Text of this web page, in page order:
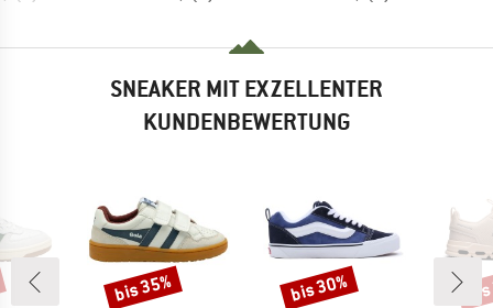
SNEAKER MIT EXZELLENTER
KUNDENBEWERTUNG
Rabatt
bis 35% Rabatt
bis 30%